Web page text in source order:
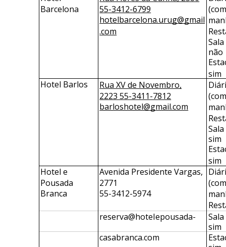
Barcelona
55-3412-6799
hotelbarcelona.urug@gmail
.com
não
sim
Hotel Barlos
Rua XV de Novembro,
2223 55-3411-7812
barloshotel@gmail.com
sim
sim
Hotel e
Pousada
Branca
Avenida Presidente Vargas,
2771
55-3412-5974
reserva@hoteIepousada-
sim
casabranca.com